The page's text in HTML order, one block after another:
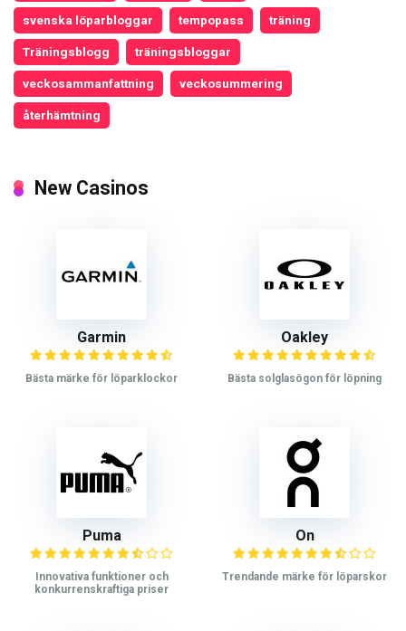
svenska löparbloggar tempopass träning
Träningsblogg träningsbloggar
veckosammanfattning veckosummering
återhämtning
New Casinos
Garmin
Bästa märke för löparklockor
Oakley
Bästa solglasögon för löpning
Puma
Innovativa funktioner och
konkurrenskraftiga priser
On
Trendande märke för löparskor